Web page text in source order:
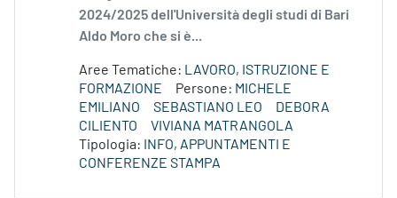
2024/2025 dell'Università degli studi di Bari
Aldo Moro che si è...
Aree Tematiche: LAVORO, ISTRUZIONE E
FORMAZIONE
Persone: MICHELE
EMILIANO
SEBASTIANO LEO
DEBORA
CILIENTO
VIVIANA MATRANGOLA
Tipologia:
INFO, APPUNTAMENTI E
CONFERENZE STAMPA